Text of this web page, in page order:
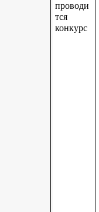
проводи
тся
конкурс